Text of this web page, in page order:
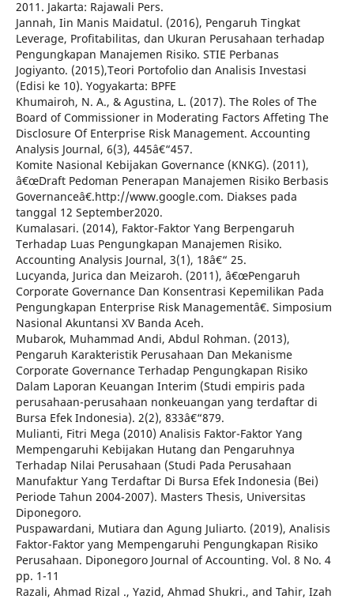
2011. Jakarta: Rajawali Pers.
Jannah, Iin Manis Maidatul. (2016), Pengaruh Tingkat
Leverage, Profitabilitas, dan Ukuran Perusahaan terhadap
Pengungkapan Manajemen Risiko. STIE Perbanas
Jogiyanto. (2015),Teori Portofolio dan Analisis Investasi
(Edisi ke 10). Yogyakarta: BPFE
Khumairoh, N. A., & Agustina, L. (2017). The Roles of The
Board of Commissioner in Moderating Factors Affeting The
Disclosure Of Enterprise Risk Management. Accounting
Analysis Journal, 6(3), 445â€“457.
Komite Nasional Kebijakan Governance (KNKG). (2011),
â€œDraft Pedoman Penerapan Manajemen Risiko Berbasis
Governanceâ€.http://www.google.com. Diakses pada
tanggal 12 September2020.
Kumalasari. (2014), Faktor-Faktor Yang Berpengaruh
Terhadap Luas Pengungkapan Manajemen Risiko.
Accounting Analysis Journal, 3(1), 18â€“ 25.
Lucyanda, Jurica dan Meizaroh. (2011), â€œPengaruh
Corporate Governance Dan Konsentrasi Kepemilikan Pada
Pengungkapan Enterprise Risk Managementâ€. Simposium
Nasional Akuntansi XV Banda Aceh.
Mubarok, Muhammad Andi, Abdul Rohman. (2013),
Pengaruh Karakteristik Perusahaan Dan Mekanisme
Corporate Governance Terhadap Pengungkapan Risiko
Dalam Laporan Keuangan Interim (Studi empiris pada
perusahaan-perusahaan nonkeuangan yang terdaftar di
Bursa Efek Indonesia). 2(2), 833â€“879.
Mulianti, Fitri Mega (2010) Analisis Faktor-Faktor Yang
Mempengaruhi Kebijakan Hutang dan Pengaruhnya
Terhadap Nilai Perusahaan (Studi Pada Perusahaan
Manufaktur Yang Terdaftar Di Bursa Efek Indonesia (Bei)
Periode Tahun 2004-2007). Masters Thesis, Universitas
Diponegoro.
Puspawardani, Mutiara dan Agung Juliarto. (2019), Analisis
Faktor-Faktor yang Mempengaruhi Pengungkapan Risiko
Perusahaan. Diponegoro Journal of Accounting. Vol. 8 No. 4
pp. 1-11
Razali, Ahmad Rizal ., Yazid, Ahmad Shukri., and Tahir, Izah